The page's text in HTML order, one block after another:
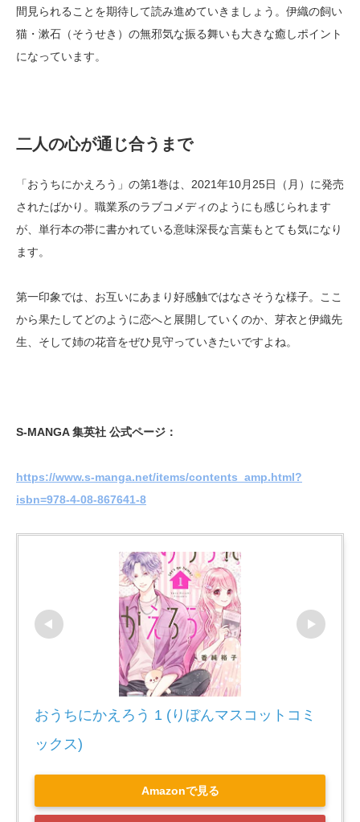
間見られることを期待して読み進めていきましょう。伊織の飼い
猫・漱石（そうせき）の無邪気な振る舞いも大きな癒しポイント
になっています。
二人の心が通じ合うまで
「おうちにかえろう」の第1巻は、2021年10月25日（月）に発売
されたばかり。職業系のラブコメディのようにも感じられます
が、単行本の帯に書かれている意味深長な言葉もとても気になり
ます。
第一印象では、お互いにあまり好感触ではなさそうな様子。ここ
から果たしてどのように恋へと展開していくのか、芽衣と伊織先
生、そして姉の花音をぜひ見守っていきたいですよね。
S-MANGA 集英社 公式ページ：
https://www.s-manga.net/items/contents_amp.html?
isbn=978-4-08-867641-8
おうちにかえろう 1 (りぼんマスコットコミ
ックス)
Amazonで見る